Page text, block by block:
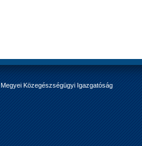
Közegészségügyi Igazgatóság